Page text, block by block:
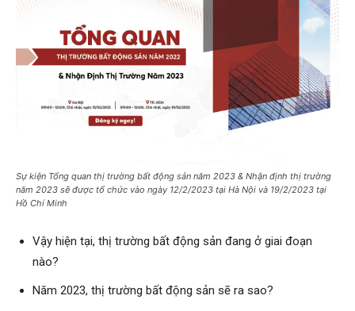
Sự kiện Tổng quan thị trường bất động sản năm 2023 & Nhận định thị trường
năm 2023 sẽ được tổ chức vào ngày 12/2/2023 tại Hà Nội và 19/2/2023 tại
Hồ Chí Minh
Vậy hiện tại, thị trường bất động sản đang ở giai đoạn
nào?
Năm 2023, thị trường bất động sản sẽ ra sao?